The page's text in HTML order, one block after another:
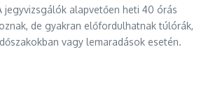
jegyvizsgálók alapvetően heti 40 órás
de gyakran előfordulhatnak túlórák,
vagy lemaradások esetén.